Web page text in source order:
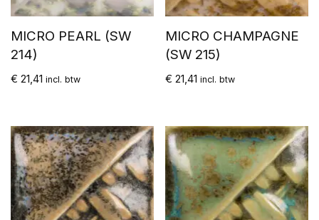
MICRO PEARL (SW
214)
€ 21,41 incl. btw
MICRO CHAMPAGNE
(SW 215)
€ 21,41 incl. btw